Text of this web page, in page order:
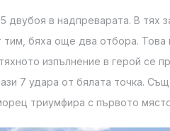
двубоя в надпреварата. В тях
тим, бяха още два отбора.
изпълнение в герой се
7 удара от бялата точка.
триумфира с първото